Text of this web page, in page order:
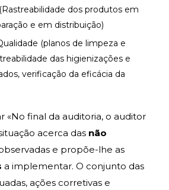
dos produtos em
e em distribuição)
(planos de limpeza e
das higienizações e
verificação da eficácia da
«No final da auditoria, o auditor
acerca das não
e propõe-lhe as
a implementar. O conjunto das
ações corretivas e